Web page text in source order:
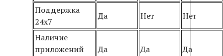
Поддержка
24х7
Да Нет
Нет
Наличие
приложений
Да Да Да